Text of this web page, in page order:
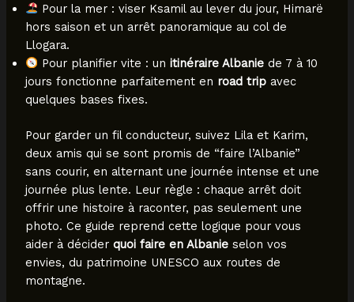
Pour la mer : viser Ksamil au lever du jour, Himarë
hors saison et un arrêt panoramique au col de
Llogara.
Pour planifier vite : unitinéraire Albanie de 7 à 10
jours fonctionne parfaitement en road tripavec
quelques bases fixes.
Pour garder un fil conducteur, suivez Lila et Karim,
deux amis qui se sont promis de “faire l’Albanie”
sans courir, en alternant une journée intense et une
journée plus lente. Leur règle : chaque arrêt doit
offrir une histoire à raconter, pas seulement une
photo. Ce guide reprend cette logique pour vous
aider à décider quoi faire en Albanieselon vos
envies, du patrimoine UNESCO aux routes de
montagne.